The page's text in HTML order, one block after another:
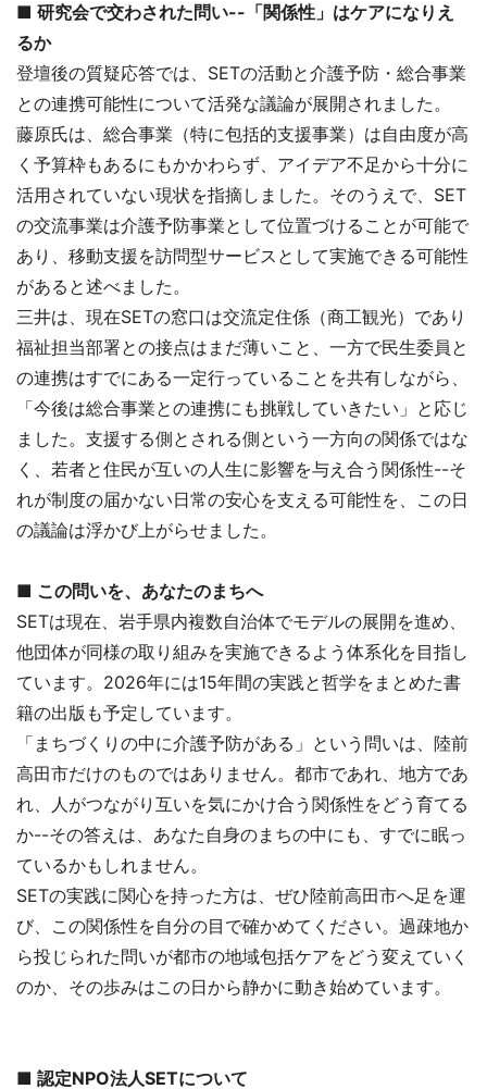
■ 研究会で交わされた問い--「関係性」はケアになりえ
るか
登壇後の質疑応答では、SETの活動と介護予防・総合事業
との連携可能性について活発な議論が展開されました。
藤原氏は、総合事業（特に包括的支援事業）は自由度が高
く予算枠もあるにもかかわらず、アイデア不足から十分に
活用されていない現状を指摘しました。そのうえで、SET
の交流事業は介護予防事業として位置づけることが可能で
あり、移動支援を訪問型サービスとして実施できる可能性
があると述べました。
三井は、現在SETの窓口は交流定住係（商工観光）であり
福祉担当部署との接点はまだ薄いこと、一方で民生委員と
の連携はすでにある一定行っていることを共有しながら、
「今後は総合事業との連携にも挑戦していきたい」と応じ
ました。支援する側とされる側という一方向の関係ではな
く、若者と住民が互いの人生に影響を与え合う関係性--そ
れが制度の届かない日常の安心を支える可能性を、この日
の議論は浮かび上がらせました。
■ この問いを、あなたのまちへ
SETは現在、岩手県内複数自治体でモデルの展開を進め、
他団体が同様の取り組みを実施できるよう体系化を目指し
ています。2026年には15年間の実践と哲学をまとめた書
籍の出版も予定しています。
「まちづくりの中に介護予防がある」という問いは、陸前
高田市だけのものではありません。都市であれ、地方であ
れ、人がつながり互いを気にかけ合う関係性をどう育てる
か--その答えは、あなた自身のまちの中にも、すでに眠っ
ているかもしれません。
SETの実践に関心を持った方は、ぜひ陸前高田市へ足を運
び、この関係性を自分の目で確かめてください。過疎地か
ら投じられた問いが都市の地域包括ケアをどう変えていく
のか、その歩みはこの日から静かに動き始めています。
■ 認定NPO法人SETについて